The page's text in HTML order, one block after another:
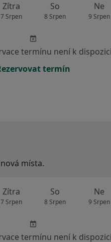
Zítra
7 Srpen
So
8 Srpen
Ne
9 Srpen
termínu není k dispozici
termín
místa.
Zítra
7 Srpen
So
8 Srpen
Ne
9 Srpen
termínu není k dispozici